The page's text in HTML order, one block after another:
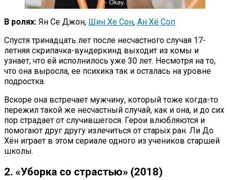
В ролях: Ян Се Джон, Шин Хе Сон, Ан Хё Соп
Спустя тринадцать лет после несчастного случая 17-
летняя скрипачка-вундеркинд выходит из комы и
узнает, что ей исполнилось уже 30 лет. Несмотря на то,
что она выросла, ее психика так и осталась на уровне
подростка.
Вскоре она встречает мужчину, который тоже когда-то
пережил такой же несчастный случай, как и она, и до сих
пор страдает от случившегося. Герои влюбляются и
помогают друг другу излечиться от старых ран. Ли До
Хён играет в этом сериале одного из учеников старшей
школы.
2. «Уборка со страстью» (2018)